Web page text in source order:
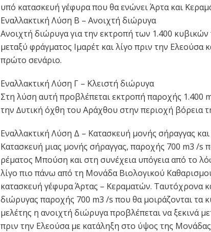
υπό κατασκευή γέφυρα που θα ενώνει Άρτα και
Εναλλακτική Λύση Β – Ανοιχτή διώρυγα
Ανοιχτή διώρυγα για την εκτροπή των 1.400
μεταξύ φράγματος Ιμαρέτ και λίγο πριν την Ελεούσα
πρώτο σενάριο.
Εναλλακτική Λύση Γ – Κλειστή διώρυγα
Στη λύση αυτή προβλέπεται εκτροπή παροχής 1.400
την ∆υτική όχθη του Αράχθου στην περιοχή βόρεια
Εναλλακτική Λύση Δ – Κατασκευή μονής σήραγγας
Κατασκευή μιας μονής σήραγγας, παροχής 700 m3 /s
ρέματος Μπούση και στη συνέχεια υπόγεια από το
λίγο πιο πάνω από τη Μονάδα Βιολογικού
κατασκευή γέφυρα Άρτας – Κεραματών. Ταυτόχρονα
διώρυγας παροχής 700 m3 /s που θα μοιράζονται τα
μελέτης η ανοιχτή διώρυγα προβλέπεται να ξεκινά
πριν την Ελεούσα με κατάληξη στο ύψος της